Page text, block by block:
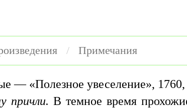
Примечания
— «Полезное увеселение»,
причли.В темное время